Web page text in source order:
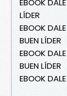
EBOOK
LÍDER
EBOOK
BUEN LÍDER
EBOOK
BUEN LÍDER
EBOOK